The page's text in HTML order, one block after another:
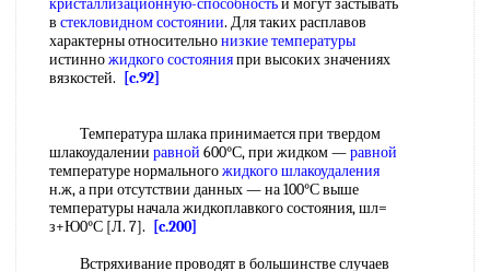
кристаллизационную-способностьи могут застывать
в стекловидном состоянии. Для таких расплавов
характерны относительнонизкие температуры
истинножидкого состоянияпри высоких значениях
вязкостей.
[c.92]
Температура шлака принимается при твердом
шлакоудалении равной 600°С, при жидком —равной
температуре нормальногожидкого шлакоудаления
н.ж, а при отсутствии данных — на 100°С выше
температуры начала жидкоплавкого состояния, шл=
з+Ю0°С [Л. 7].
[c.200]
Встряхивание проводят в большинстве случаев